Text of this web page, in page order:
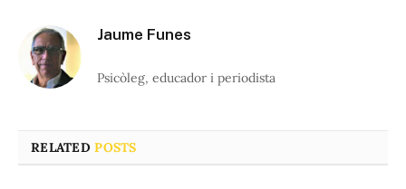
Jaume Funes
Psicòleg, educador i periodista
RELATEDPOSTS